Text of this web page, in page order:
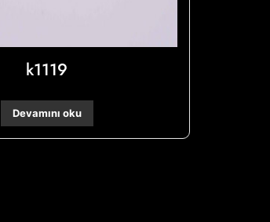
k1119
Devamını oku